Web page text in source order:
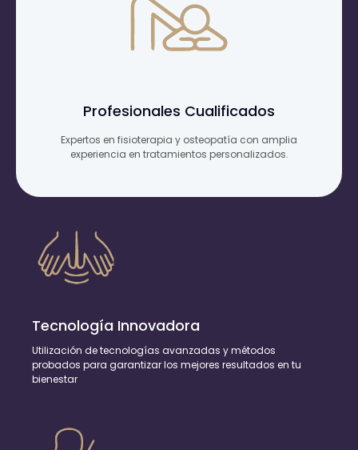
Profesionales Cualificados
Expertos en fisioterapia y osteopatía con amplia
experiencia en tratamientos personalizados.
Tecnología Innovadora
Utilización de tecnologías avanzadas y métodos
probados para garantizar los mejores resultados en tu
bienestar